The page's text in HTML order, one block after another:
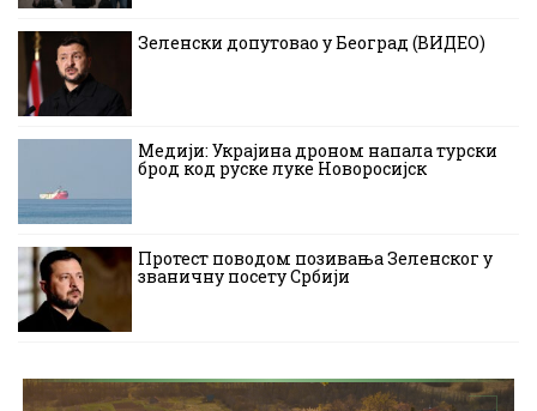
Зеленски допутовао у Београд (ВИДЕО)
Медији: Украјина дроном напала турски
брод код руске луке Новоросијск
Протест поводом позивања Зеленског у
званичну посету Србији